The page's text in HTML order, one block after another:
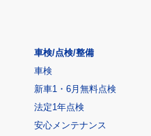
車検/点検/整備
車検
新車1・6月無料点検
法定1年点検
安心メンテナンス